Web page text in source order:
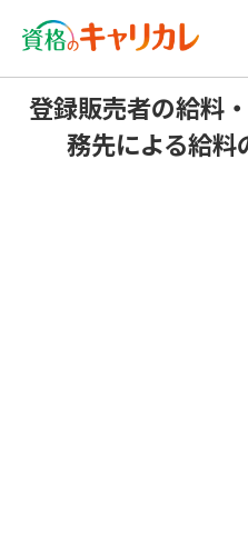
登録販売者の給料
務先による給料